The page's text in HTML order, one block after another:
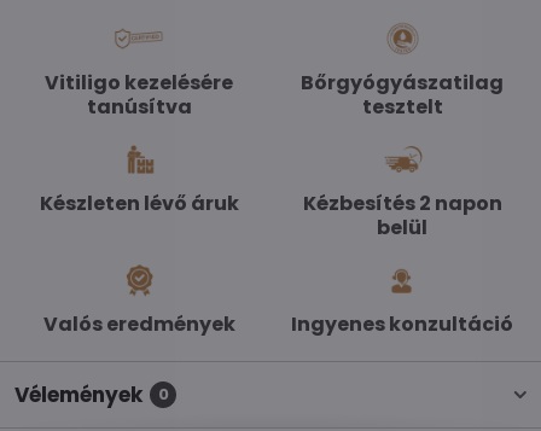
Vitiligo kezelésére
tanúsítva
Bőrgyógyászatilag
tesztelt
Készleten lévő áruk
Kézbesítés 2 napon
belül
Valós eredmények Ingyenes konzultáció
Vélemények 0